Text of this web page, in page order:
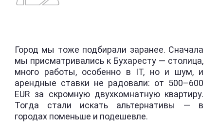
Город мы тоже подбирали заранее. Сначала
мы присматривались к Бухаресту — столица,
много работы, особенно в IT, но и шум, и
арендные ставки не радовали: от 500–600
EUR за скромную двухкомнатную квартиру.
Тогда стали искать альтернативы — в
городах поменьше и подешевле.